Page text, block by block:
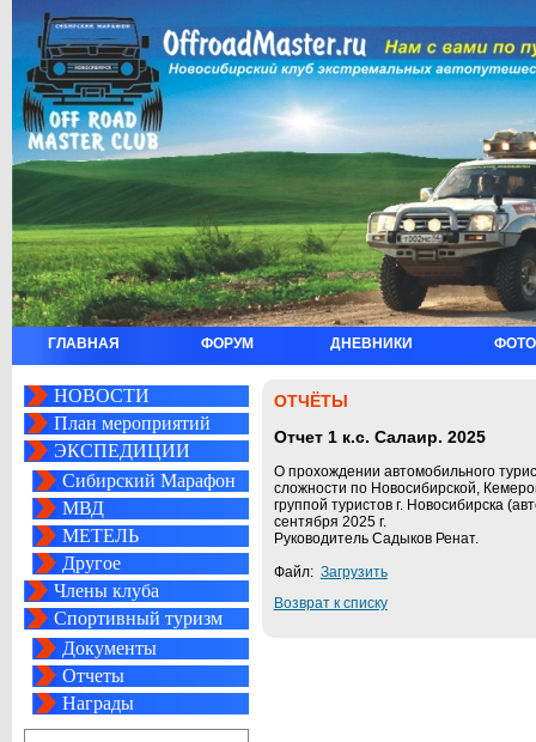
ГЛАВНАЯ ФОРУМ ДНЕВНИКИ ФОТО
НОВОСТИ
План мероприятий
ЭКСПЕДИЦИИ
Сибирский Марафон
МВД
МЕТЕЛЬ
Другое
Члены клуба
Спортивный туризм
Документы
Отчеты
Награды
ОТЧЁТЫ
Отчет 1 к.с. Салаир. 2025
О прохождении автомобильного
сложности по Новосибирской,
группой туристов г. Новосибирска
сентября 2025 г.
Руководитель Садыков Ренат.
Файл: Загрузить
Возврат к списку